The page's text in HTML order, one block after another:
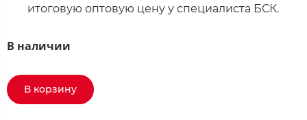
итоговую оптовую цену у специалиста БСК.
В наличии
В корзину